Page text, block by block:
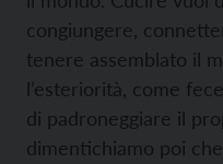
congiungere,
tenere assemblato il
l’esteriorità, come
di padroneggiare il
dimentichiamo poi